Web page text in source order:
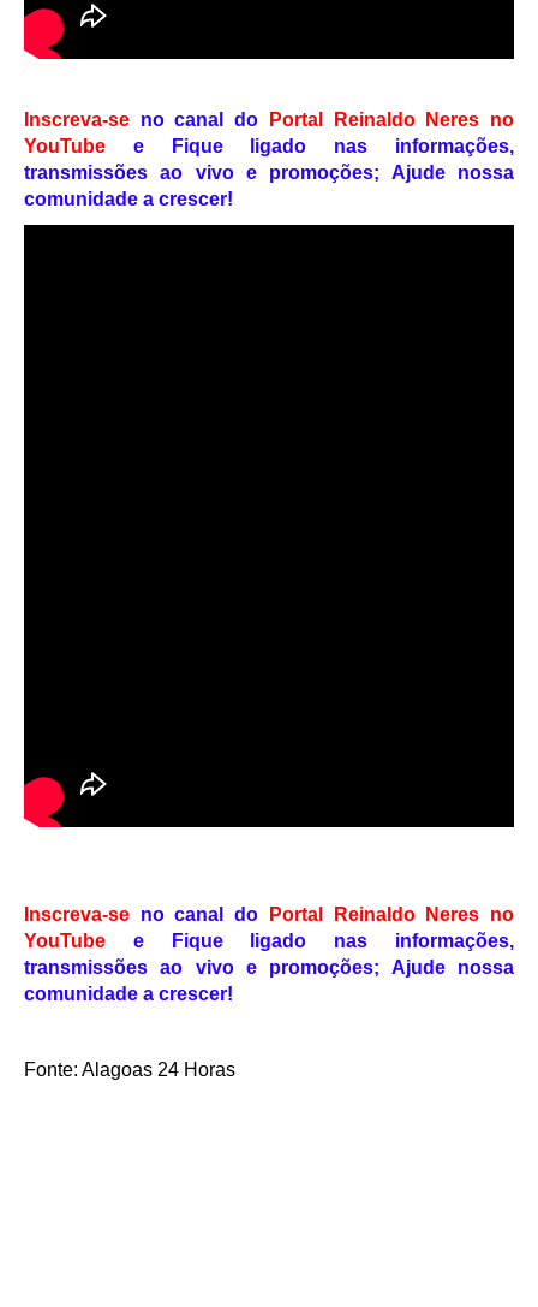
Inscreva-se no canal do
Portal Reinaldo Neres no
YouTube
eFique ligado nas informações,
transmissões ao vivo e promoções; Ajude nossa
comunidade a crescer!
Inscreva-se no canal do
Portal Reinaldo Neres no
YouTube
eFique ligado nas informações,
transmissões ao vivo e promoções; Ajude nossa
comunidade a crescer!
Fonte: Alagoas 24 Horas